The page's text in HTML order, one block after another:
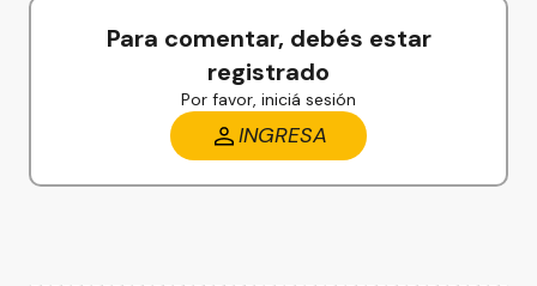
Para comentar, debés estar
registrado
Por favor, iniciá sesión
INGRESA